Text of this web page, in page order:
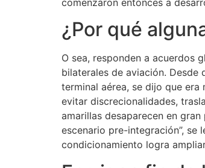
¿Por qué
O sea, responden a acuerdos
bilaterales de aviación. Desde
terminal aérea, se dijo que
evitar discrecionalidades,
amarillas desaparecen en
escenario pre-integración”, se
condicionamiento logra